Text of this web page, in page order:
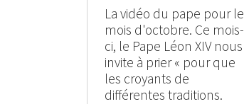
La vidéo du pape pour le
mois d'octobre. Ce mois-
ci, le Pape Léon XIV nous
invite à prier « pour que
les croyants de
différentes traditions.